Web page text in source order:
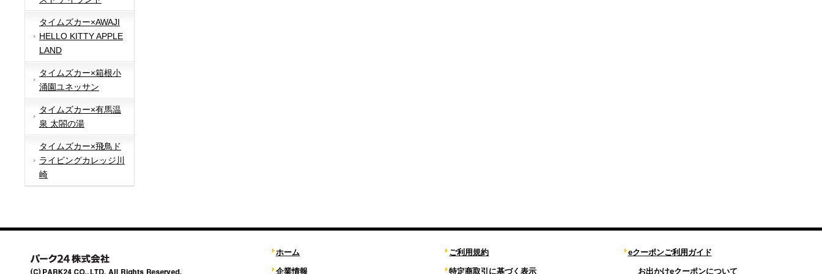
タイムズカー×AWAJI
HELLO KITTY APPLE
LAND
タイムズカー×箱根小
涌園ユネッサン
タイムズカー×有馬温
泉 太閤の湯
タイムズカー×飛鳥ド
ライビングカレッジ川
崎
ホーム
企業情報
ご利用規約
特定商取引に基づく表示
eクーポンご利用ガイド
お出かけeクーポンについて